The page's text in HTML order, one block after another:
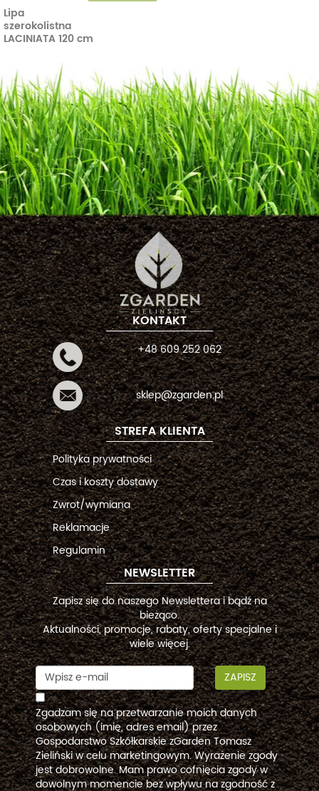
Lipa
szerokolistna
LACINIATA 120 cm
KONTAKT
+48 609 252 062
sklep@zgarden.pl
STREFA KLIENTA
Polityka prywatności
Czas i koszty dostawy
Zwrot/wymiana
Reklamacje
Regulamin
NEWSLETTER
Zapisz się do naszego Newslettera i bądź na
bieżąco.
Aktualności, promocje, rabaty, oferty specjalne i
wiele więcej.
ZAPISZ
Zgadzam się na przetwarzanie moich danych
osobowych (imię, adres email) przez
Gospodarstwo Szkółkarskie zGarden Tomasz
Zieliński w celu marketingowym. Wyrażenie zgody
jest dobrowolne. Mam prawo cofnięcia zgody w
dowolnym momencie bez wpływu na zgodność z